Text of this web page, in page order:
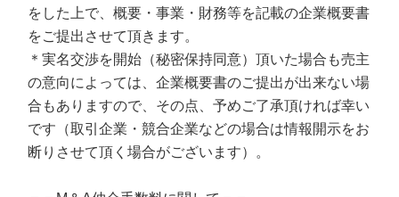
をした上で、概要・事業・財務等を記載の企業概要書
をご提出させて頂きます。
＊実名交渉を開始（秘密保持同意）頂いた場合も売主
の意向によっては、企業概要書のご提出が出来ない場
合もありますので、その点、予めご了承頂ければ幸い
です（取引企業・競合企業などの場合は情報開示をお
断りさせて頂く場合がございます）。